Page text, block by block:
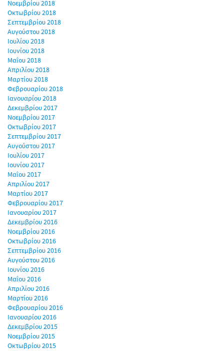
Νοεμβρίου 2018
Οκτωβρίου 2018
Σεπτεμβρίου 2018
Αυγούστου 2018
Ιουλίου 2018
Ιουνίου 2018
Μαΐου 2018
Απριλίου 2018
Μαρτίου 2018
Φεβρουαρίου 2018
Ιανουαρίου 2018
Δεκεμβρίου 2017
Νοεμβρίου 2017
Οκτωβρίου 2017
Σεπτεμβρίου 2017
Αυγούστου 2017
Ιουλίου 2017
Ιουνίου 2017
Μαΐου 2017
Απριλίου 2017
Μαρτίου 2017
Φεβρουαρίου 2017
Ιανουαρίου 2017
Δεκεμβρίου 2016
Νοεμβρίου 2016
Οκτωβρίου 2016
Σεπτεμβρίου 2016
Αυγούστου 2016
Ιουνίου 2016
Μαΐου 2016
Απριλίου 2016
Μαρτίου 2016
Φεβρουαρίου 2016
Ιανουαρίου 2016
Δεκεμβρίου 2015
Νοεμβρίου 2015
Οκτωβρίου 2015